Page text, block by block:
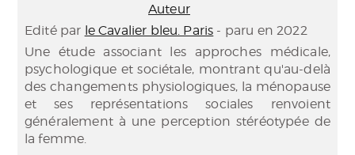
Auteur
Edité par le Cavalier bleu. Paris - paru en 2022
Une étude associant les approches médicale,
psychologique et sociétale, montrant qu'au-delà
des changements physiologiques, la ménopause
et ses représentations sociales renvoient
généralement à une perception stéréotypée de
la femme.